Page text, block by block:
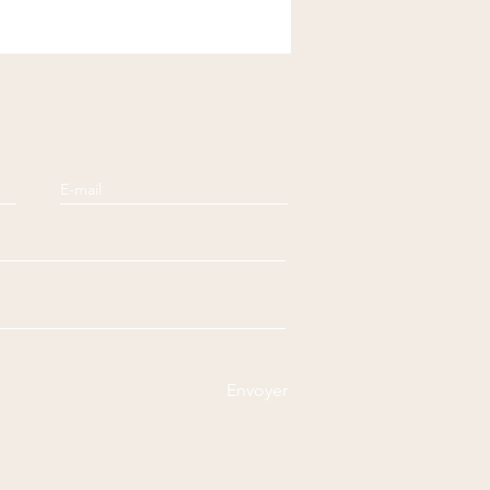
Envoyer